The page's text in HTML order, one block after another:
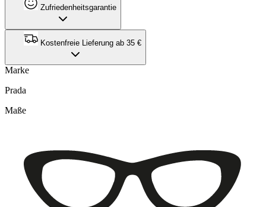
Zufriedenheitsgarantie
Kostenfreie Lieferung ab 35 €
Marke
Prada
Maße